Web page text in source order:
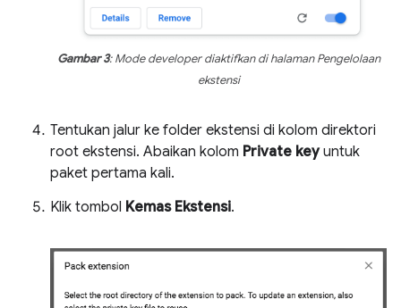
Gambar 3: Mode developer diaktifkan di halaman Pengelolaan
ekstensi
Tentukan jalur ke folder ekstensi di kolom direktori
root ekstensi. Abaikan kolom Private keyuntuk
paket pertama kali.
Klik tombol Kemas Ekstensi.